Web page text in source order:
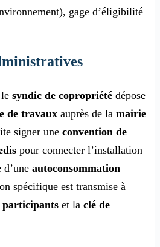
gage d’éligibilité
syndic de copropriété dépose
de travaux auprès de la mairie
signer une convention de
pour connecter l’installation
d’une autoconsommation
spécifique est transmise à
participants et la clé de